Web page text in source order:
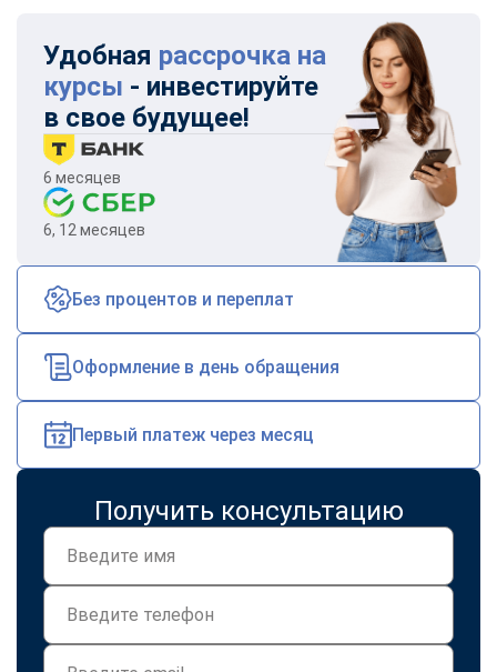
Удобная рассрочка на
курсы - инвестируйте
в свое будущее!
6 месяцев
6, 12 месяцев
Без процентов и переплат
Оформление в день обращения
Первый платеж через месяц
Получить консультацию